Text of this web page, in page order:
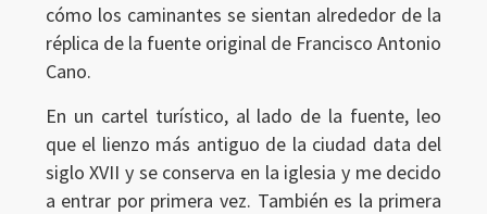
cómo los caminantes se sientan alrededor de la
réplica de la fuente original de Francisco Antonio
Cano.
En un cartel turístico, al lado de la fuente, leo
que el lienzo más antiguo de la ciudad data del
siglo XVII y se conserva en la iglesia y me decido
a entrar por primera vez. También es la primera